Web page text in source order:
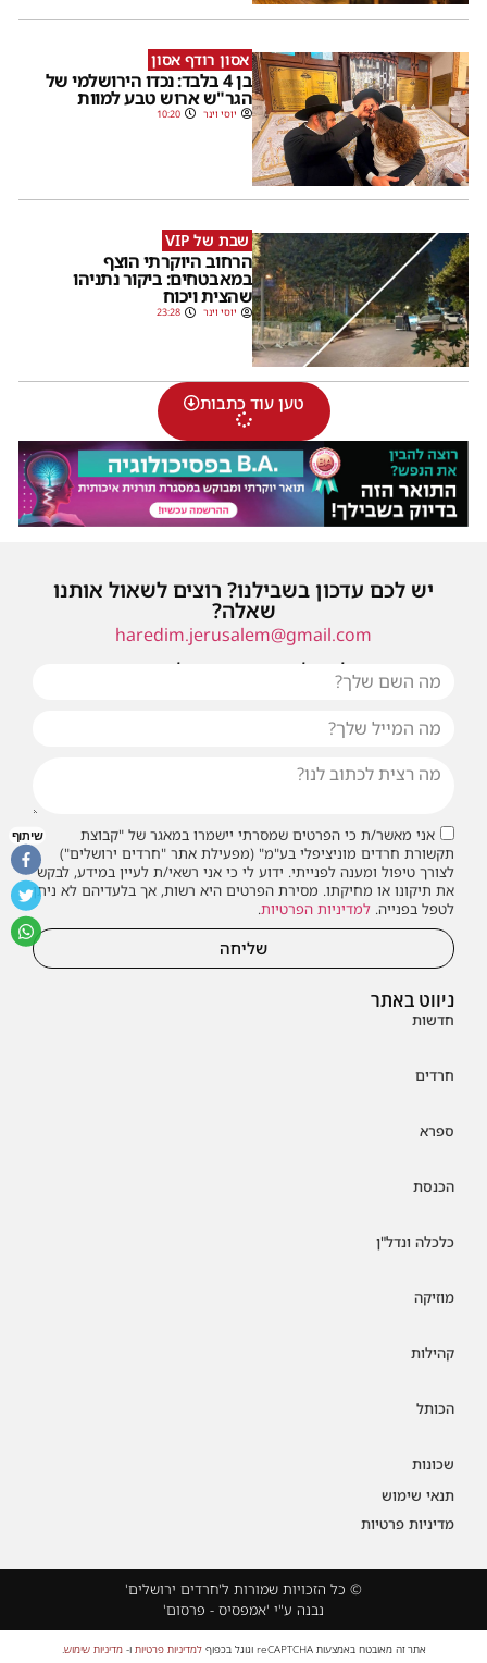
אסון רודף אסון
בן 4 בלבד: נכדו הירושלמי של
הגר"ש ארוש טבע למוות
יוסי וינר 10:20
שבת של VIP
הרחוב היוקרתי הוצף
במאבטחים: ביקור נתניהו
שהצית ויכוח
יוסי וינר 23:28
טען עוד כתבות
ניווט באתר
חדשות
חרדים
ספרא
הכנסת
כלכלה ונדל"ן
מוזיקה
קהילות
הכותל
שכונות
תנאי שימוש
מדיניות פרטיות
יש לכם עדכון בשבילנו? רוצים לשאול אותנו
שאלה?
haredim.jerusalem@gmail.com
או שילחו אלינו פנייה ונחזור אליכם בהקדם
אני מאשר/ת כי הפרטים שמסרתי יישמרו במאגר של "קבוצת
תקשורת חרדים מוניציפלי בע"מ" (מפעילת אתר "חרדים ירושלים")
לצורך טיפול ומענה לפנייתי. ידוע לי כי אני רשאי/ת לעיין במידע, לבקש
את תיקונו או מחיקתו. מסירת הפרטים היא רשות, אך בלעדיהם לא ניתן
לטפל בפנייה. למדיניות הפרטיות.
שליחה
© כל הזכויות שמורות ל'חרדים ירושלים'
נבנה ע"י 'אמפסיס - פרסום'
אתר זה מאובטח באמצעות reCAPTCHA וגוגל בכפוף למדיניות פרטיות ו-מדיניות שימוש
שיתוף